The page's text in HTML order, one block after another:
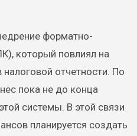
форматно-
который повлиял на
отчетности. По
пока не до конца
системы. В этой связи
планируется создать